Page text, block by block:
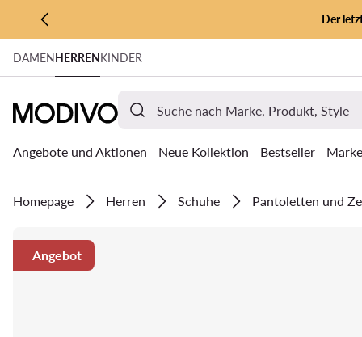
ZUM HAUPTINHALT SPRINGEN
ZUR SUCHE
Der
DAMENHERRENKINDER
Angebote und Aktionen Neue Kollektion Bestseller
Homepage Herren Schuhe Pantoletten und
Angebot